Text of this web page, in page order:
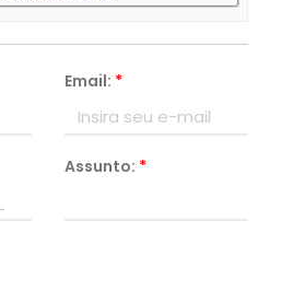
Email: *
Assunto: *